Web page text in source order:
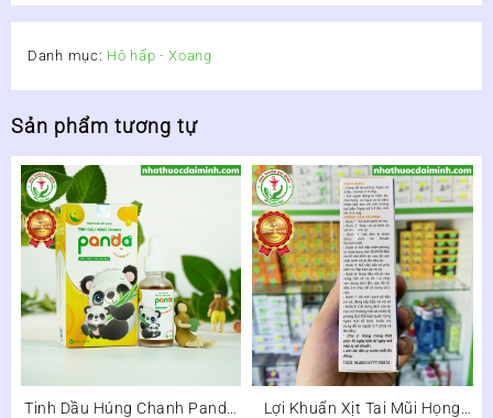
Danh mục: Hô hấp - Xoang
Sản phẩm tương tự
Tinh Dầu Húng Chanh Panda
Lợi Khuẩn Xịt Tai Mũi Họng